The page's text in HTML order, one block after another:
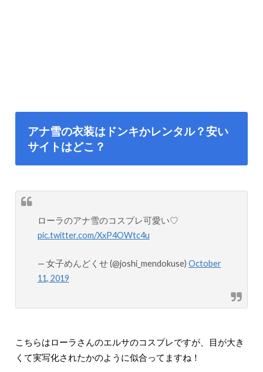
アナ雪の衣装はドンキかレンタル？安い
サイトはどこ？
ローラのアナ雪のコスプレ可愛い♡
pic.twitter.com/XxP4OWtc4u
— 女子めんどくせ (@joshi_mendokuse) October
11, 2019
こちらはローラさんのエルサのコスプレですが、目が大き
くて実写化されたかのように似合ってますね！